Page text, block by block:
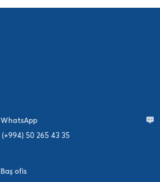
WhatsApp
(+994) 50 265 43 35
Baş ofis